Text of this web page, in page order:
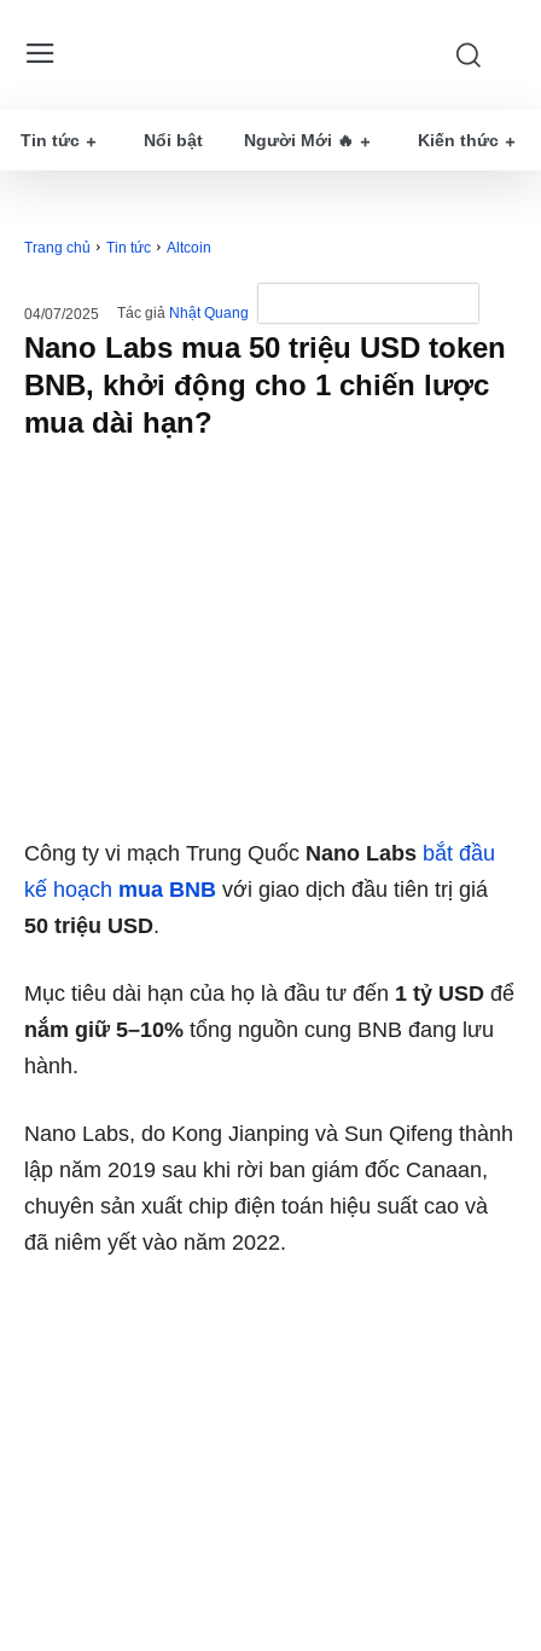
Tin tức Nổi bật Người Mới 🔥 Kiến thức
Trang chủ Tin tức Altcoin
04/07/2025 Tác giả Nhật Quang
Nano Labs mua 50 triệu USD token
BNB, khởi động cho 1 chiến lược
mua dài hạn?
Công ty vi mạch Trung Quốc Nano Labs bắt đầu
kế hoạch mua BNB với giao dịch đầu tiên trị giá
50 triệu USD.
Mục tiêu dài hạn của họ là đầu tư đến 1 tỷ USD để
nắm giữ 5–10% tổng nguồn cung BNB đang lưu
hành.
Nano Labs, do Kong Jianping và Sun Qifeng thành
lập năm 2019 sau khi rời ban giám đốc Canaan,
chuyên sản xuất chip điện toán hiệu suất cao và
đã niêm yết vào năm 2022.